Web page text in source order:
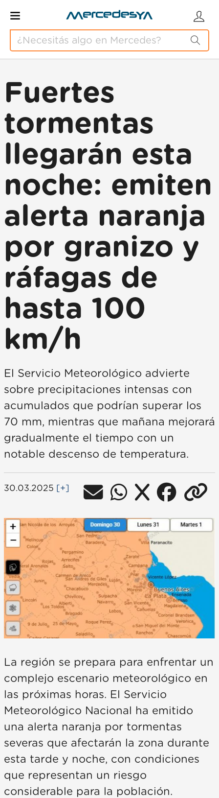
Fuertes
tormentas
llegarán esta
noche: emiten
alerta naranja
por granizo y
ráfagas de
hasta 100
km/h
El Servicio Meteorológico advierte
sobre precipitaciones intensas con
acumulados que podrían superar los
70 mm, mientras que mañana mejorará
gradualmente el tiempo con un
notable descenso de temperatura.
30.03.2025 [+]
La región se prepara para enfrentar un
complejo escenario meteorológico en
las próximas horas. El Servicio
Meteorológico Nacional ha emitido
una alerta naranja por tormentas
severas que afectarán la zona durante
esta tarde y noche, con condiciones
que representan un riesgo
considerable para la población.